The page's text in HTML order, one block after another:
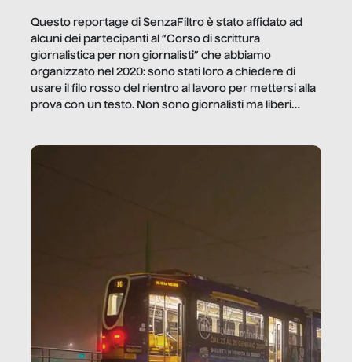
Questo reportage di SenzaFiltro è stato affidato ad
alcuni dei partecipanti al “Corso di scrittura
giornalistica per non giornalisti” che abbiamo
organizzato nel 2020: sono stati loro a chiedere di
usare il filo rosso del rientro al lavoro per mettersi alla
prova con un testo. Non sono giornalisti ma liberi